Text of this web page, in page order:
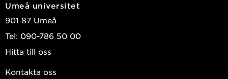
identifiera ekologiska referenstillstånd och följa långsiktiga
genetisk diversitet. Den möjliggör även upptäckt av
framväxande biologiska hot, såsom patogener och invasiva
arter. Genom att kombinera DNA-data från luftfilter med
Umeå universitet
901 87 Umeå
Tel: 090-786 50 00
Hitta till oss
Kontakta oss